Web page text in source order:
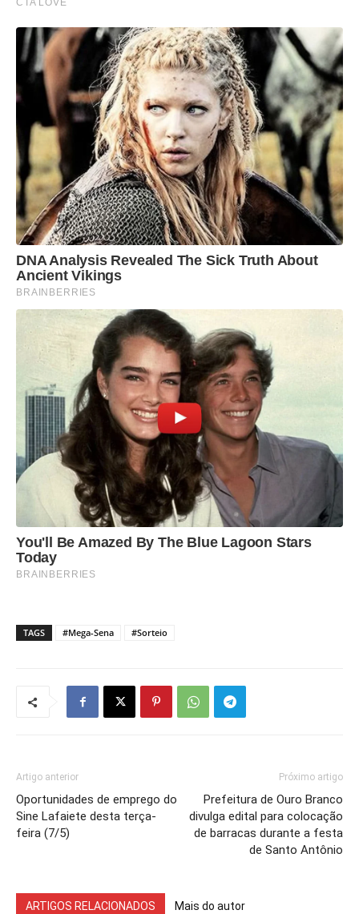
TAGS #Mega-Sena #Sorteio
Artigo anterior
Oportunidades de emprego do
Sine Lafaiete desta terça-
feira (7/5)
Próximo artigo
Prefeitura de Ouro Branco
divulga edital para colocação
de barracas durante a festa
de Santo Antônio
ARTIGOS RELACIONADOS Mais do autor